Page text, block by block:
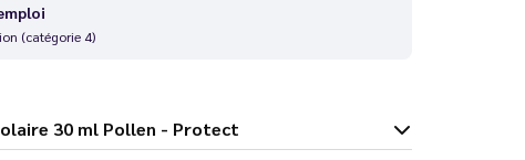
(catégorie 4)
Polaire 30 ml Pollen - Protect